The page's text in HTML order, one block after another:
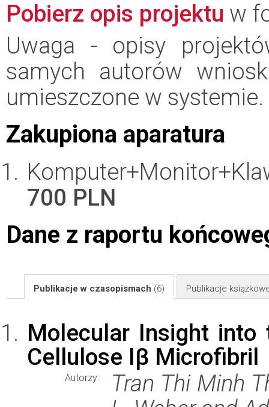
Pobierz opis projektu w
Uwaga - opisy
samych autorów
umieszczone w systemie.
Zakupiona aparatura
700 PLN
Dane z raportu
Publikacje w czasopismach (6) Publikacje
Molecular Insight into
Cellulose Iβ Microfibril
Autorzy:
Tran Thi Minh